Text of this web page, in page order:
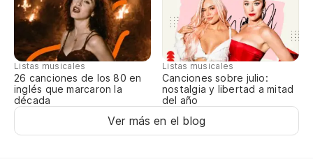
Listas musicales
26 canciones de los 80 en
inglés que marcaron la
década
Listas musicales
Canciones sobre julio:
nostalgia y libertad a mitad
del año
Ver más en el blog